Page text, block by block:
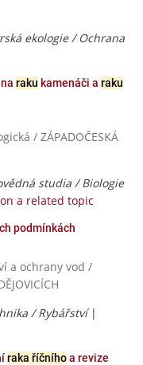
ekologie / Ochrana
raku kamenáči a raku
/ ZÁPADOČESKÁ
studia / Biologie
a related topic
podmínkách
a ochrany vod /
/ Rybářství|
raka říčníhoa revize